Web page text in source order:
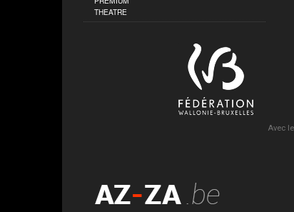
THEATRE
Avec